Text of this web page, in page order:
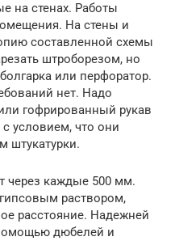
на стенах. Работы
На стены и
составленной схемы
штроборезом, но
или перфоратор.
нет. Надо
гофрированный рукав
условием, что они
штукатурки.
через каждые 500 мм.
раствором,
расстояние. Надежней
дюбелей и